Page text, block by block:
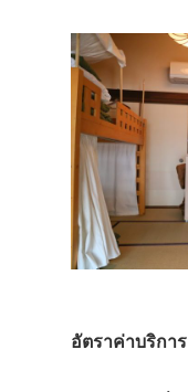
อัตราค่าบริการ